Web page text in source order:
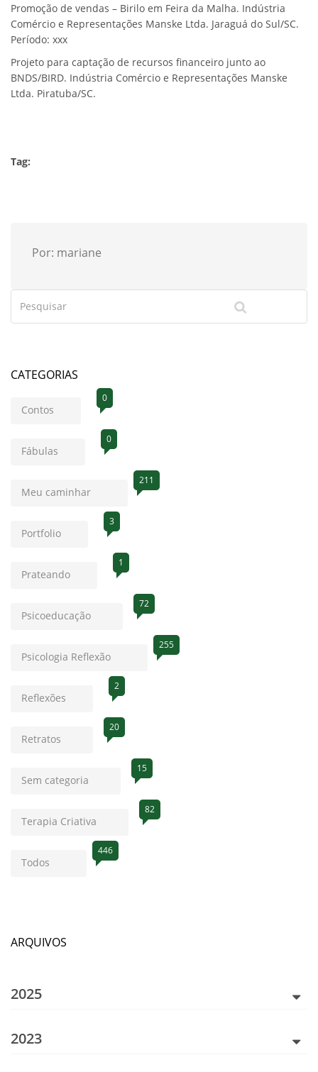
Promoção de vendas – Birilo em Feira da Malha. Indústria
Comércio e Representações Manske Ltda. Jaraguá do Sul/SC.
Período: xxx
Projeto para captação de recursos financeiro junto ao
BNDS/BIRD. Indústria Comércio e Representações Manske
Ltda. Piratuba/SC.
Tag:
Por: mariane
CATEGORIAS
Contos
0
Fábulas
0
Meu caminhar
211
Portfolio
3
Prateando
1
Psicoeducação
72
Psicologia Reflexão
255
Reflexões
2
Retratos
20
Sem categoria
15
Terapia Criativa
82
Todos
446
ARQUIVOS
2025
2023